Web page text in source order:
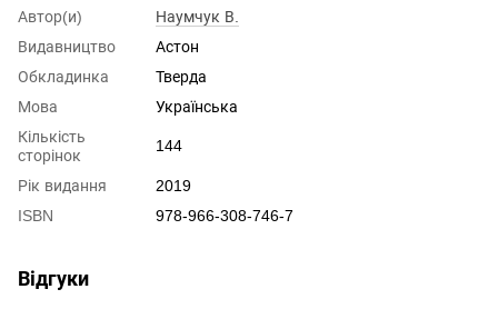
Автор(и)
Наумчук В.
Видавництво
Астон
Обкладинка
Тверда
Мова
Українська
Кількість
сторінок
144
Рік видання
2019
ISBN
978-966-308-746-7
Відгуки